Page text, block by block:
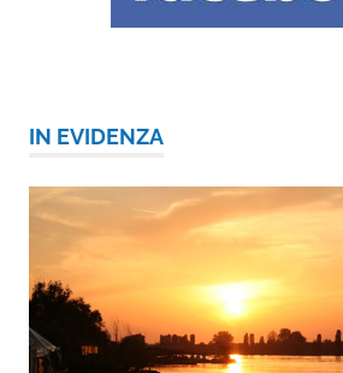
IN EVIDENZA